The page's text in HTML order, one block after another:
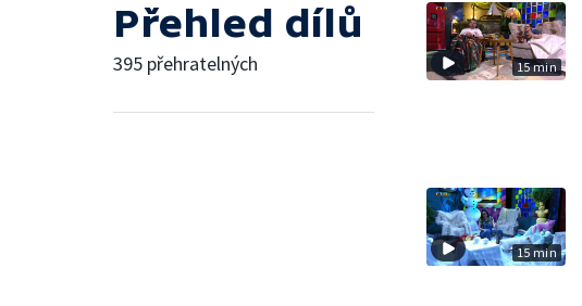
Přehled dílů
395 přehratelných 15 min
15 min